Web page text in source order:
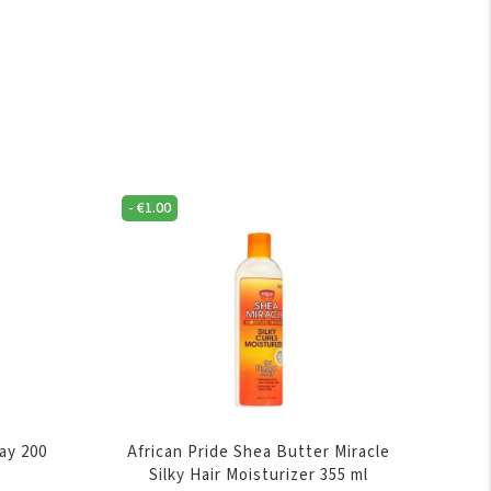
200
-€1.00
African Pride Shea Butter Miracle
Silky Hair Moisturizer 355 ml